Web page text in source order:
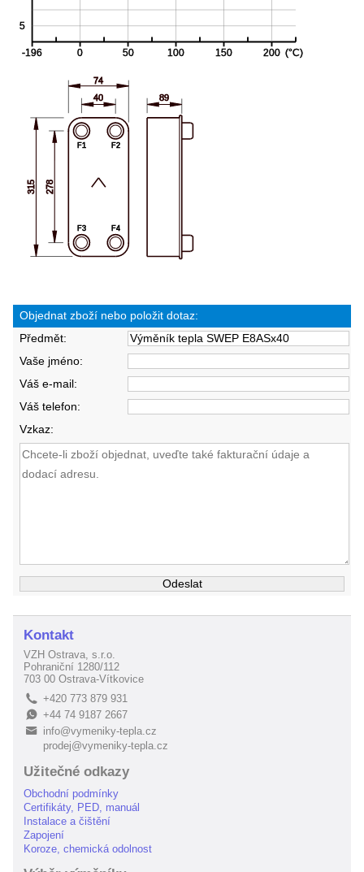
Objednat zboží nebo položit dotaz:
Předmět:
Vaše jméno:
Váš e-mail:
Váš telefon:
Vzkaz:
Kontakt
VZH Ostrava, s.r.o.
Pohraniční 1280/112
703 00 Ostrava-Vítkovice
L +420 773 879 931
E+44 74 9187 2667
B
info@vymeniky-tepla.cz
prodej@vymeniky-tepla.cz
Užitečné odkazy
Obchodní podmínky
Certifikáty, PED, manuál
Instalace a čištění
Zapojení
Koroze, chemická odolnost